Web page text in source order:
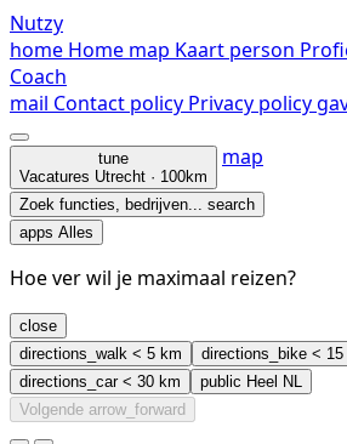
Nutzy
home Home map Kaart person
Coach
mail Contact policy Privacy policy
tune
Vacatures Utrecht · 100km
map
Zoek functies, bedrijven... search
apps Alles
Hoe ver wil je maximaal reizen?
close
directions_walk < 5 km directions_bike < 15
directions_car< 30 km public Heel NL
Volgende arrow_forward